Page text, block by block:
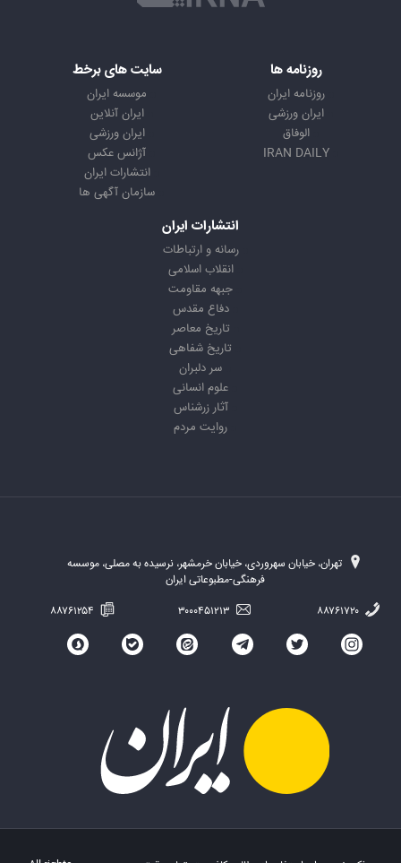
روزنامه ها
روزنامه ایران
ایران ورزشی
الوفاق
IRAN DAILY
سایت های برخط
موسسه ایران
ایران آنلاین
ایران ورزشی
آژانس عکس
انتشارات ایران
سازمان آگهی ها
انتشارات ایران
رسانه و ارتباطات
انقلاب اسلامی
جبهه مقاومت
دفاع مقدس
تاریخ معاصر
تاریخ شفاهی
سر دلبران
علوم انسانی
آثار زرشناس
روایت مردم
تهران، خیابان سهروردی، خیابان خرمشهر، نرسیده به مصلی، موسسه
فرهنگی-مطبوعاتی ایران